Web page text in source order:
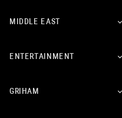
MIDDLE EAST
ENTERTAINMENT
GRIHAM